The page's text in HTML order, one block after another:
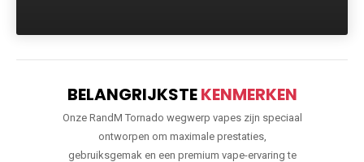
BELANGRIJKSTEKENMERKEN
Onze RandM Tornado wegwerp vapes zijn speciaal
ontworpen om maximale prestaties,
gebruiksgemak en een premium vape-ervaring te